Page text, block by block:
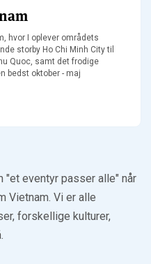
hvor I oplever områdets
storby Ho Chi Minh City til
Quoc, samt det frodige
bedst oktober - maj
"et eventyr passer alle" når
Vietnam. Vi er alle
forskellige kulturer,